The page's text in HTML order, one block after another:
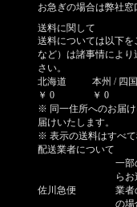
お急ぎの場合は弊社窓
送料に関して
送料については以下
など）は諸事情によ
さい。
北海道
本州 / 四
￥ 0
￥ 0
※ 同一住所へのお届
届けいたします。
※ 表示の送料はすべて
配送業者について
佐川急便
一部
ら
業者
の場